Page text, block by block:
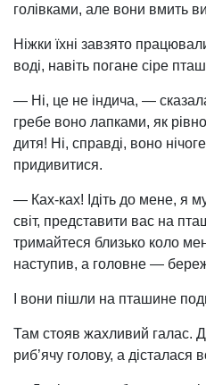
голівками, але вони вмить
Ніжки їхні завзято
воді, навіть погане сіре
— Ні, це не індича, —
гребе воно лапками, як
дитя! Ні, справді, воно
придивитися.
— Ках-ках! Ідіть до мене, я
світ, представити вас на
тримайтеся близько коло
наступив, а головне —
І вони пішли на пташине
Там стояв жахливий галас.
риб’ячу голову, а дісталася